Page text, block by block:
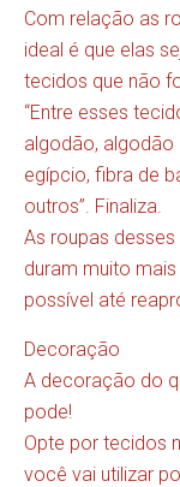
Com relação as
ideal é que elas
tecidos que não
“Entre esses
algodão,
egípcio, fibra de
outros”. Finaliza.
As roupas
duram muito
possível até
Decoração
A decoração do
pode!
Opte por tecidos
você vai utilizar